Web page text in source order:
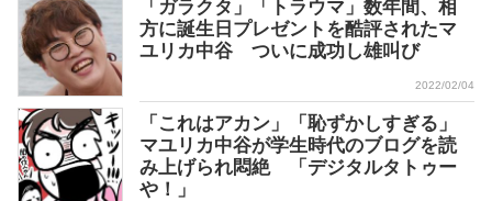
「ガラクタ」「トラウマ」数年間、相
方に誕生日プレゼントを酷評されたマ
ユリカ中谷 ついに成功し雄叫び
2022/02/04
「これはアカン」「恥ずかしすぎる」
マユリカ中谷が学生時代のブログを読
み上げられ悶絶 「デジタルタトゥー
や！」